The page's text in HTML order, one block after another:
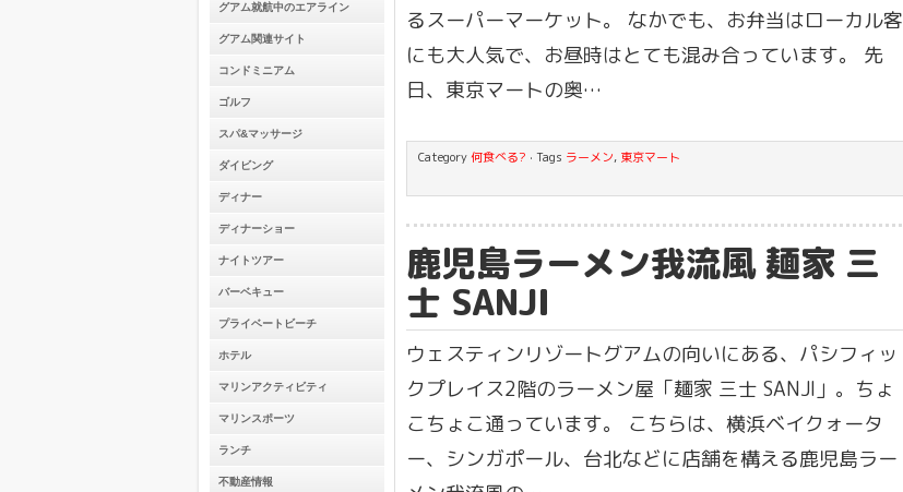
グアム就航中のエアライン
グアム関連サイト
コンドミニアム
ゴルフ
スパ&マッサージ
ダイビング
ディナー
ディナーショー
ナイトツアー
バーベキュー
プライベートビーチ
ホテル
マリンアクティビティ
マリンスポーツ
ランチ
不動産情報
るスーパーマーケット。 なかでも、お弁当はローカル客
にも大人気で、お昼時はとても混み合っています。 先
日、東京マートの奥…
Category何食べる? · Tags ラーメン, 東京マート
鹿児島ラーメン我流風 麺家 三
士 SANJI
ウェスティンリゾートグアムの向いにある、パシフィッ
クプレイス2階のラーメン屋「麺家 三士 SANJI」。ちょ
こちょこ通っています。 こちらは、横浜ベイクォータ
ー、シンガポール、台北などに店舗を構える鹿児島ラー